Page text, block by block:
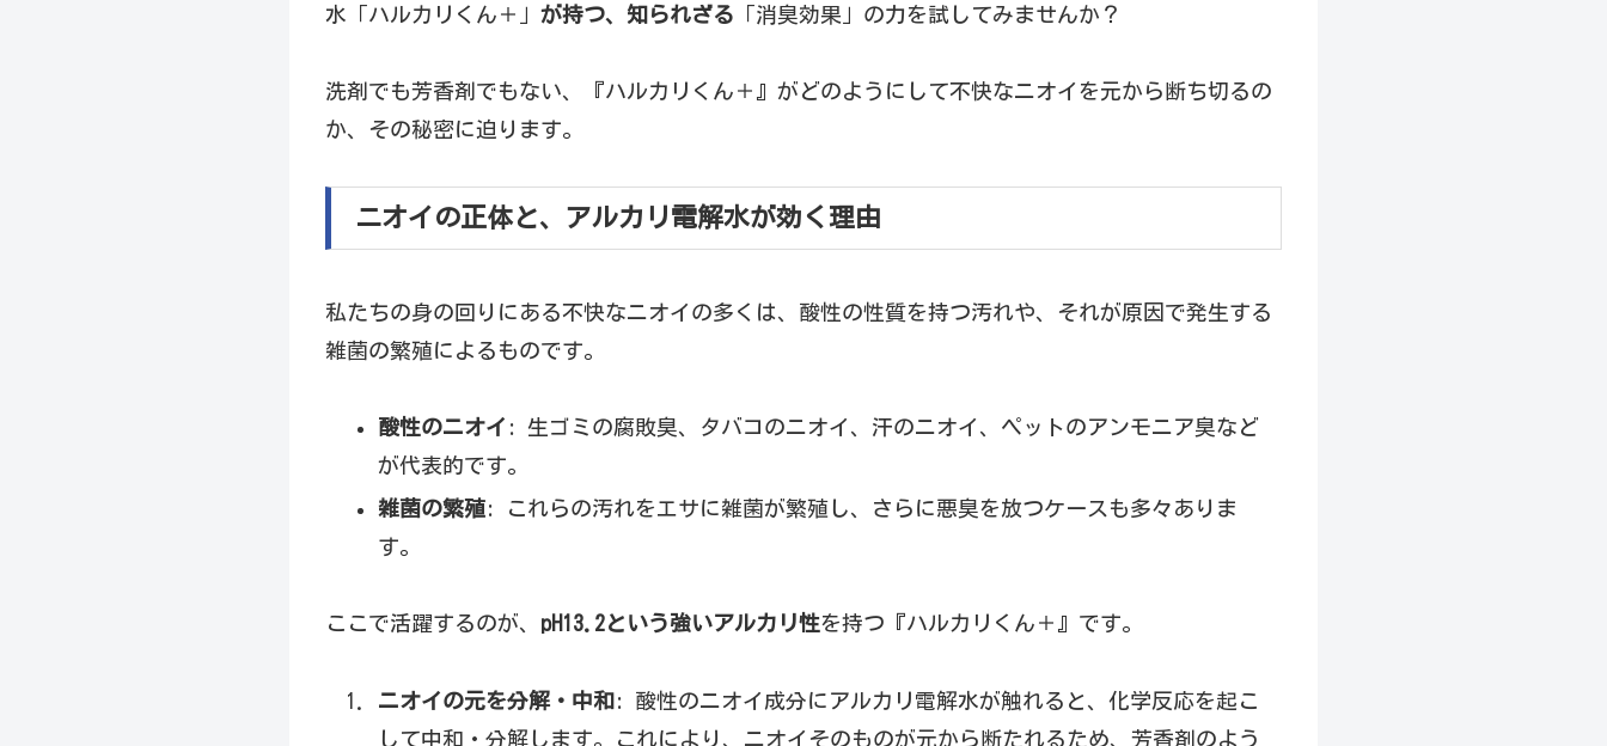
水「ハルカリくん＋」 が持つ、知られざる 「消臭効果」の力を試してみませんか？
洗剤でも芳香剤でもない、『ハルカリくん＋』がどのようにして不快なニオイを元から断ち切るの
か、その秘密に迫ります。
ニオイの正体と、アルカリ電解水が効く理由
私たちの身の回りにある不快なニオイの多くは、酸性の性質を持つ汚れや、それが原因で発生する
雑菌の繁殖によるものです。
酸性のニオイ : 生ゴミの腐敗臭、タバコのニオイ、汗のニオイ、ペットのアンモニア臭など
が代表的です。
雑菌の繁殖: これらの汚れをエサに雑菌が繁殖し、さらに悪臭を放つケースも多々ありま
す。
ここで活躍するのが、 pH13.2という強いアルカリ性を持つ『ハルカリくん＋』です。
ニオイの元を分解・中和 : 酸性のニオイ成分にアルカリ電解水が触れると、化学反応を起こ
して中和・分解します。これにより、ニオイそのものが元から断たれるため、芳香剤のよう